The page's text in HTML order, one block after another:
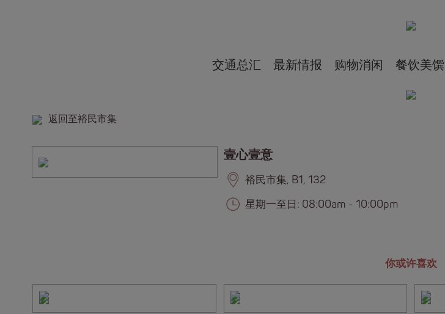
交通总汇 最新情报 购物消闲 餐饮美馔
返回至裕民市集
壹心壹意
裕民市集, B1, 132
星期一至日: 08:00am - 10:00pm
你或许喜欢